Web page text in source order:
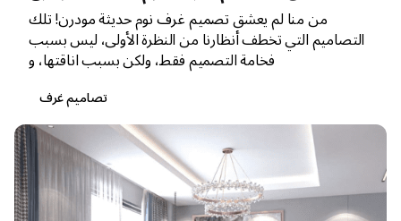
من منا لم يعشق تصميم غرف نوم حديثة مودرن! تلك
التصاميم التي تخطف أنظارنا من النظرة الأولى، ليس بسبب
فخامة التصميم فقط، ولكن بسبب اناقتها، و
تصاميم غرف